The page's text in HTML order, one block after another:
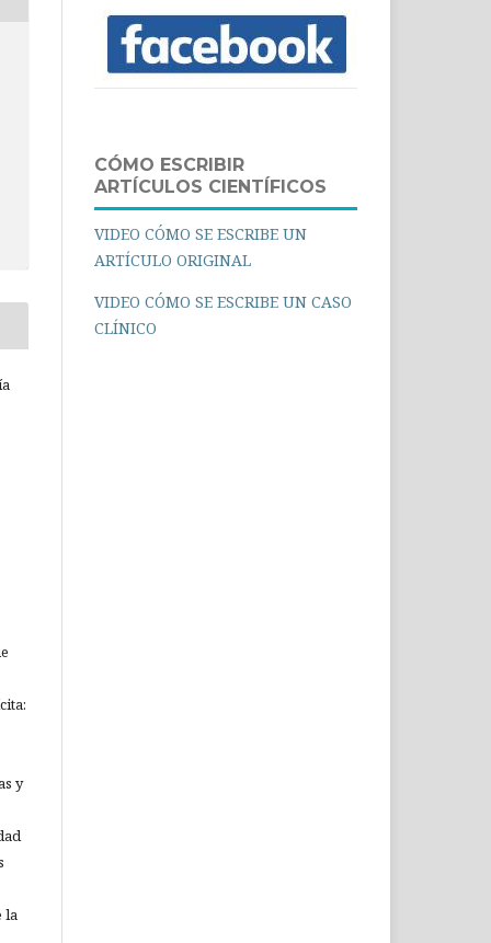
y
la
CÓMO ESCRIBIR
ARTÍCULOS CIENTÍFICOS
VIDEO CÓMO SE ESCRIBE UN
ARTÍCULO ORIGINAL
VIDEO CÓMO SE ESCRIBE UN CASO
CLÍNICO